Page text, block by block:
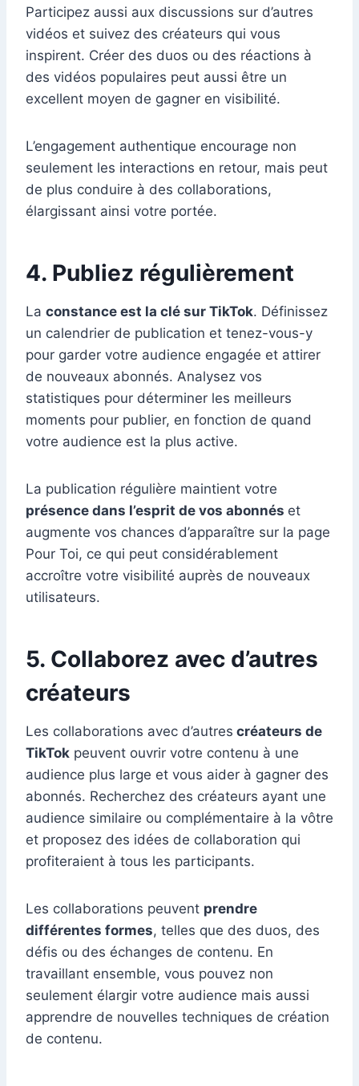
Participez aussi aux discussions sur d’autres
vidéos et suivez des créateurs qui vous
inspirent. Créer des duos ou des réactions à
des vidéos populaires peut aussi être un
excellent moyen de gagner en visibilité.
L’engagement authentique encourage non
seulement les interactions en retour, mais peut
de plus conduire à des collaborations,
élargissant ainsi votre portée.
4. Publiez régulièrement
La constance est la clé sur TikTok. Définissez
un calendrier de publication et tenez-vous-y
pour garder votre audience engagée et attirer
de nouveaux abonnés. Analysez vos
statistiques pour déterminer les meilleurs
moments pour publier, en fonction de quand
votre audience est la plus active.
La publication régulière maintient votre
présence dans l’esprit de vos abonnés et
augmente vos chances d’apparaître sur la page
Pour Toi, ce qui peut considérablement
accroître votre visibilité auprès de nouveaux
utilisateurs.
5. Collaborez avec d’autres
créateurs
Les collaborations avec d’autres créateurs de
TikTok peuvent ouvrir votre contenu à une
audience plus large et vous aider à gagner des
abonnés. Recherchez des créateurs ayant une
audience similaire ou complémentaire à la vôtre
et proposez des idées de collaboration qui
profiteraient à tous les participants.
Les collaborations peuvent prendre
différentes formes, telles que des duos, des
défis ou des échanges de contenu. En
travaillant ensemble, vous pouvez non
seulement élargir votre audience mais aussi
apprendre de nouvelles techniques de création
de contenu.